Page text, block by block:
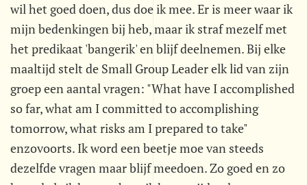
wil het goed doen, dus doe ik mee. Er is meer waar ik
mijn bedenkingen bij heb, maar ik straf mezelf met
het predikaat 'bangerik' en blijf deelnemen. Bij elke
maaltijd stelt de Small Group Leader elk lid van zijn
groep een aantal vragen: "What have I accomplished
so far, what am I committed to accomplishing
tomorrow, what risks am I prepared to take"
enzovoorts. Ik word een beetje moe van steeds
dezelfde vragen maar blijf meedoen. Zo goed en zo